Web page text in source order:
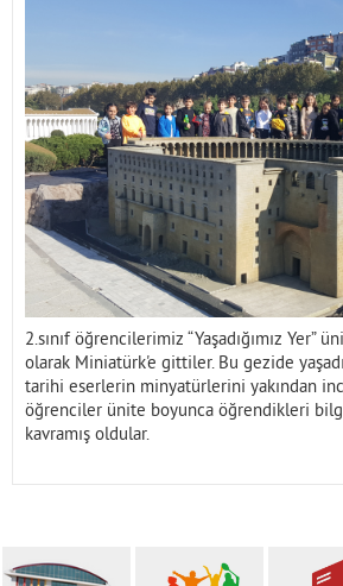
İletişim
2.sınıf öğrencilerimiz “Yaşadığımız Yer”
olarak Miniatürk'e gittiler. Bu gezide
tarihi eserlerin minyatürlerini yakından
öğrenciler ünite boyunca öğrendikleri
kavramış oldular.